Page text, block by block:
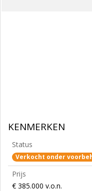
KENMERKEN
Status
Verkocht onder
Prijs
€ 385.000 v.o.n.